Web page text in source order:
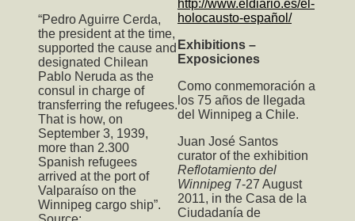
“Pedro Aguirre Cerda,
the president at the time,
supported the cause and
designated Chilean
Pablo Neruda as the
consul in charge of
transferring the refugees.
That is how, on
September 3, 1939,
more than 2.300
Spanish refugees
arrived at the port of
Valparaíso on the
Winnipeg cargo ship”.
http://www.eldiario.es/el-
holocausto-español/
Exhibitions –
Exposiciones
Como conmemoración a
los 75 años de llegada
del Winnipeg a Chile.
Juan José Santos
curator of the exhibition
Reflotamiento del
Winnipeg 7-27 August
2011, in the Casa de la
Ciudadanía de